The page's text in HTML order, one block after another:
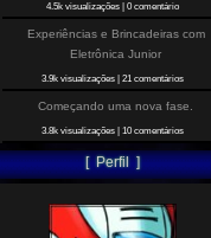
4.5k visualizações| 0 comentário
Experiências e Brincadeiras com
Eletrônica Junior
3.9k visualizações| 21 comentários
Começando uma nova fase.
3.8k visualizações| 10 comentários
[ Perfil ]